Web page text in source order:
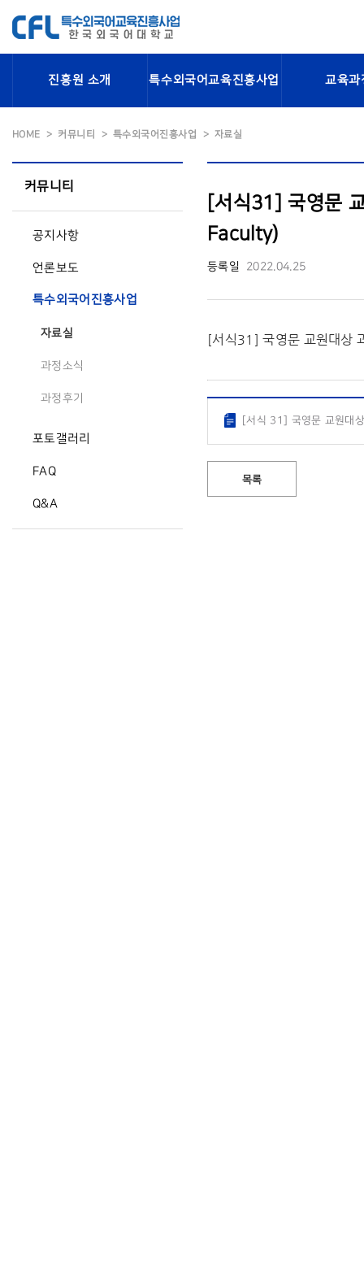
진흥원 소개 특수외국어교육진흥사업 교육과
HOME 커뮤니티 특수외국어진흥사업 자료실
커뮤니티
공지사항
언론보도
특수외국어진흥사업
자료실
과정소식
과정후기
포토갤러리
FAQ
Q&A
[서식31] 국영문
Faculty)
등록일 2022.04.25
[서식31] 국영문 교원대
[서식 31] 국영문 교원
목록